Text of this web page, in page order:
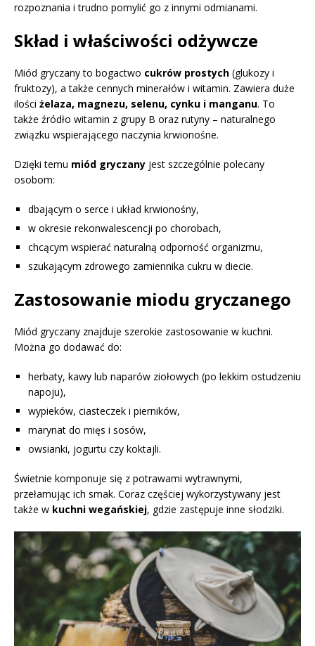
rozpoznania i trudno pomylić go z innymi odmianami.
Skład i właściwości odżywcze
Miód gryczany to bogactwo cukrów prostych (glukozy i
fruktozy), a także cennych minerałów i witamin. Zawiera duże
ilości żelaza, magnezu, selenu, cynku i manganu. To
także źródło witamin z grupy B oraz rutyny – naturalnego
związku wspierającego naczynia krwionośne.
Dzięki temu miód gryczany jest szczególnie polecany
osobom:
dbającym o serce i układ krwionośny,
w okresie rekonwalescencji po chorobach,
chcącym wspierać naturalną odporność organizmu,
szukającym zdrowego zamiennika cukru w diecie.
Zastosowanie miodu gryczanego
Miód gryczany znajduje szerokie zastosowanie w kuchni.
Można go dodawać do:
herbaty, kawy lub naparów ziołowych (po lekkim ostudzeniu
napoju),
wypieków, ciasteczek i pierników,
marynat do mięs i sosów,
owsianki, jogurtu czy koktajli.
Świetnie komponuje się z potrawami wytrawnymi,
przełamując ich smak. Coraz częściej wykorzystywany jest
także w kuchni wegańskiej, gdzie zastępuje inne słodziki.